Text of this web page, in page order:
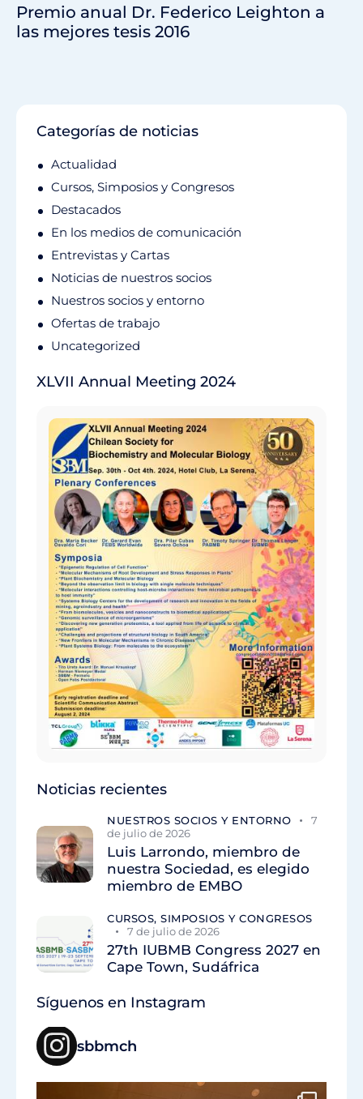
Premio anual Dr. Federico Leighton a
las mejores tesis 2016
Categorías de noticias
Actualidad
Cursos, Simposios y Congresos
Destacados
En los medios de comunicación
Entrevistas y Cartas
Noticias de nuestros socios
Nuestros socios y entorno
Ofertas de trabajo
Uncategorized
XLVII Annual Meeting 2024
Noticias recientes
NUESTROS SOCIOS Y ENTORNO
7
de julio de 2026
Luis Larrondo, miembro de
nuestra Sociedad, es elegido
miembro de EMBO
CURSOS, SIMPOSIOS Y CONGRESOS
7 de julio de 2026
27th IUBMB Congress 2027 en
Cape Town, Sudáfrica
Síguenos en Instagram
sbbmch